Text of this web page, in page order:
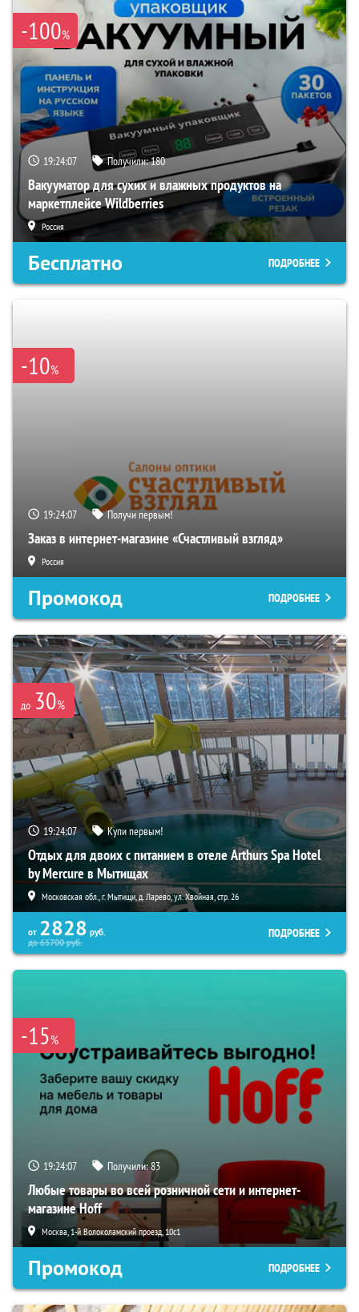
-100%
19:24:06 Получили:180
Вакууматор для сухих и влажных продуктов на
маркетплейсе Wildberries
Россия
Бесплатно ПОДРОБНЕЕ
-10%
19:24:06 Получи первым!
Заказ в интернет-магазине «Счастливый взгляд»
Россия
Промокод ПОДРОБНЕЕ
до 30%
19:24:06 Купи первым!
Отдых для двоих с питанием в отеле Arthurs Spa Hotel
by Mercure в Мытищах
Московская обл., г. Мытищи, д. Ларево, ул. Хвойная, стр. 26
от 2828 руб.
до65700руб.
ПОДРОБНЕЕ
-15%
19:24:06 Получили:83
Любые товары во всей розничной сети и интернет-
магазине Hoff
Москва, 1-й Волоколамский проезд, 10с1
Промокод ПОДРОБНЕЕ